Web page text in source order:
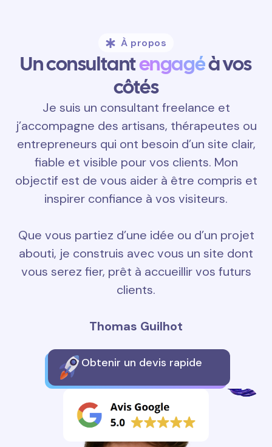
À propos
Un consultantengagéà vos
côtés
Je suis un consultant freelance et
j’accompagne des artisans, thérapeutes ou
entrepreneurs qui ont besoin d’un site clair,
fiable et visible pour vos clients. Mon
objectif est de vous aider à être compris et
inspirer confiance à vos visiteurs.
Que vous partiez d’une idée ou d’un projet
abouti, je construis avec vous un site dont
vous serez fier, prêt à accueillir vos futurs
clients.
Thomas Guilhot
Obtenir un devis rapide